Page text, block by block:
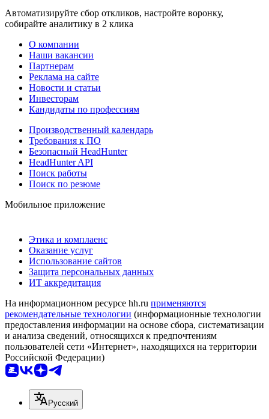
Автоматизируйте сбор откликов, настройте воронку,
собирайте аналитику в 2 клика
О компании
Наши вакансии
Партнерам
Реклама на сайте
Новости и статьи
Инвесторам
Кандидаты по профессиям
Производственный календарь
Требования к ПО
Безопасный HeadHunter
HeadHunter API
Поиск работы
Поиск по резюме
Мобильное приложение
Этика и комплаенс
Оказание услуг
Использование сайтов
Защита персональных данных
ИТ аккредитация
На информационном ресурсе hh.ru применяются
рекомендательные технологии (информационные технологии
предоставления информации на основе сбора, систематизации
и анализа сведений, относящихся к предпочтениям
пользователей сети «Интернет», находящихся на территории
Российской Федерации)
Русский